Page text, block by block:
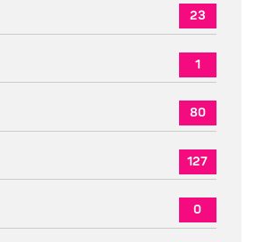
23
1
80
127
0